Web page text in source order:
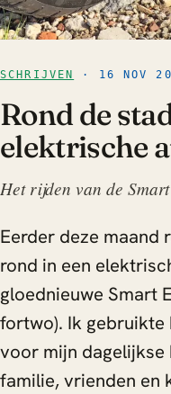
SCHRIJVEN · 16 NOV
Rond de
elektrische
Het rijden van de
Eerder deze maand
rond in een
gloednieuwe Smart
fortwo). Ik gebruikte
voor mijn dagelijkse
familie, vrienden en